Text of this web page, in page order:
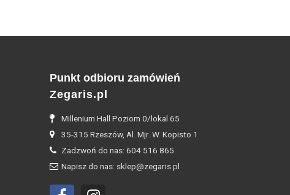
Punkt odbioru zamówień
Zegaris.pl
Millenium Hall Poziom 0/lokal 65
35-315 Rzeszów, Al. Mjr. W. Kopisto 1
Zadzwoń do nas: 604 516 865
Napisz do nas: sklep@zegaris.pl